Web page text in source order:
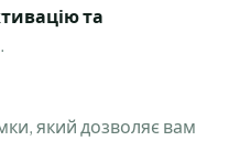
та
.
який дозволяє вам